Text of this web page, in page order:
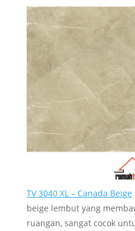
TV 3040 XL – Canada Beige
beige lembut yang
ruangan, sangat cocok